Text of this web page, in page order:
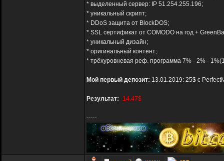
* выделенный сервер: IP 51.254.255.196;
* уникальный скрипт;
* DDoS защита от BlockDOS;
* SSL сертификат от COMODO на год +
* уникальный дизайн;
* оригинальный контент;
* трёхуровневая реф. программа 7% - 2% -
Мой первый депозит: 13.01.2019: 25$ с
Результат: -14.47$
-----